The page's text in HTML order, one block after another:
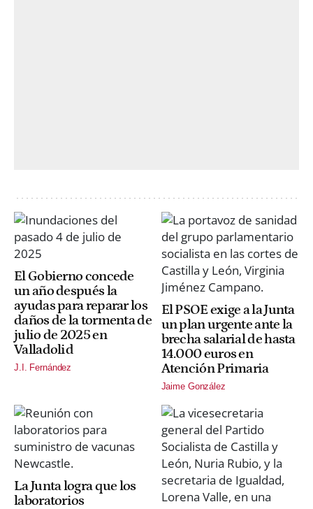
El Gobierno concede
un año después la
ayudas para reparar los
daños de la tormenta de
julio de 2025 en
Valladolid
J.I. Fernández
El PSOE exige a la Junta
un plan urgente ante la
brecha salarial de hasta
14.000 euros en
Atención Primaria
Jaime González
La Junta logra que los
laboratorios